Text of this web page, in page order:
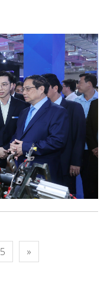
5 »